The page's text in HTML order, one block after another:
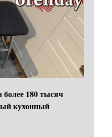
более 180 тысяч
кухонный